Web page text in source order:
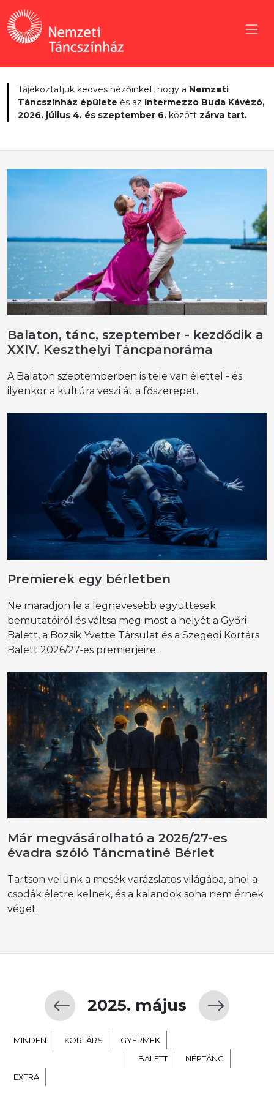
Tájékoztatjuk kedves nézőinket, hogy a Nemzeti
Táncszínház épülete és az Intermezzo Buda Kávézó,
2026. július 4. és szeptember 6. között zárva tart.
Balaton, tánc, szeptember - kezdődik a
XXIV. Keszthelyi Táncpanoráma
A Balaton szeptemberben is tele van élettel - és
ilyenkor a kultúra veszi át a főszerepet.
Premierek egy bérletben
Ne maradjon le a legnevesebb együttesek
bemutatóiról és váltsa meg most a helyét a Győri
Balett, a Bozsik Yvette Társulat és a Szegedi Kortárs
Balett 2026/27-es premierjeire.
Már megvásárolható a 2026/27-es
évadra szóló Táncmatiné Bérlet
Tartson velünk a mesék varázslatos világába, ahol a
csodák életre kelnek, és a kalandok soha nem érnek
véget.
2025. május
MINDEN KORTÁRS
GYERMEK
BALETT
NÉPTÁNC
EXTRA